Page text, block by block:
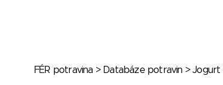
FÉR potravina > Databáze potravin >Jogurt